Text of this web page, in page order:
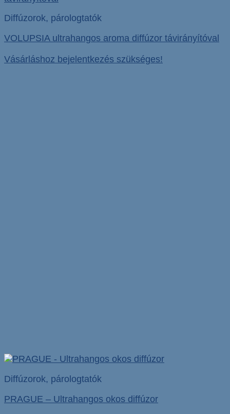
Diffúzorok, párologtatók
VOLUPSIA ultrahangos aroma diffúzor távirányítóval
Vásárláshoz bejelentkezés szükséges!
Diffúzorok, párologtatók
PRAGUE – Ultrahangos okos diffúzor